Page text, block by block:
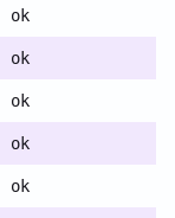
ok
ok
ok
ok
ok